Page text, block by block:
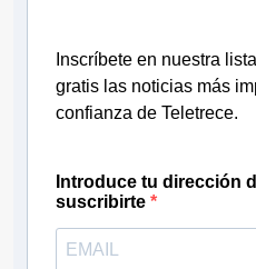
Inscríbete en nuestra
gratis las noticias más
confianza de Teletrece.
Introduce tu dirección
suscribirte